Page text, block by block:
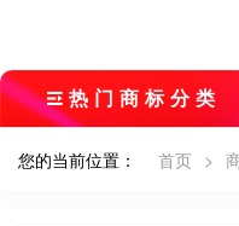
热门商标分类
您的当前位置： 首页 >